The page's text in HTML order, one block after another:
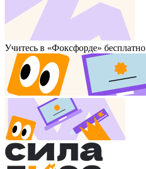
Учитесь в «Фоксфорде» бесплатно